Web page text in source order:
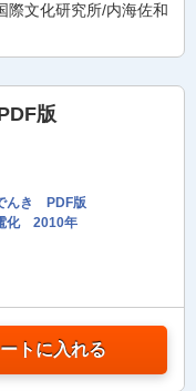
文化研究所/内海佐和
版
んき PDF版
化 2010年
トに入れる